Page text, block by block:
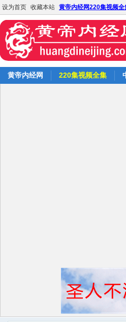
设为首页 收藏本站 黄帝内经网220集视频全
黄帝内经网 220集视频全集